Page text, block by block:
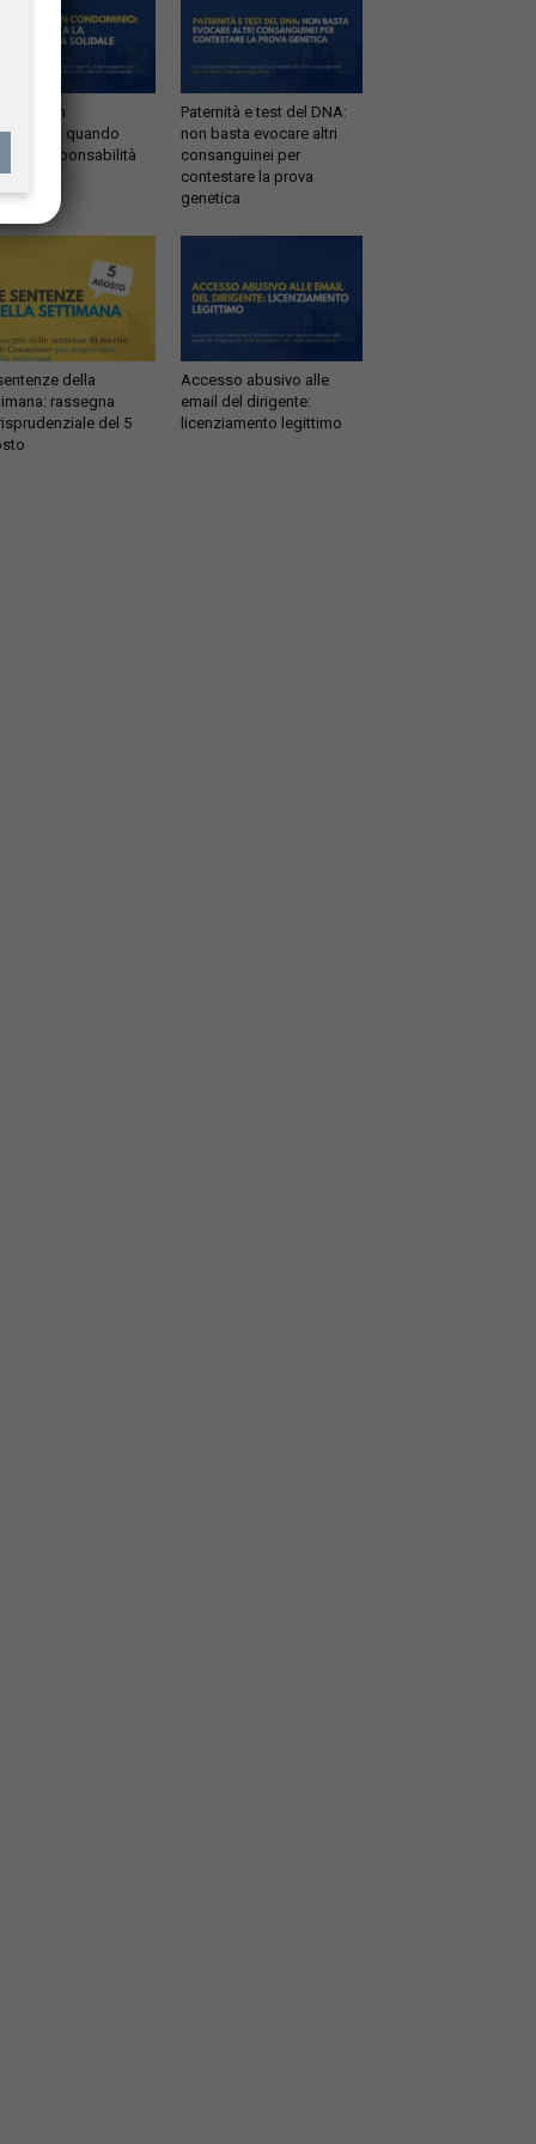
in
quando
la responsabilità
Paternità e test del DNA:
non basta evocare altri
consanguinei per
contestare la prova
genetica
della
rassegna
del 5
Accesso abusivo alle
email del dirigente:
licenziamento legittimo